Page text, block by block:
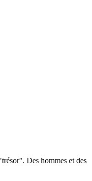
Des hommes et des